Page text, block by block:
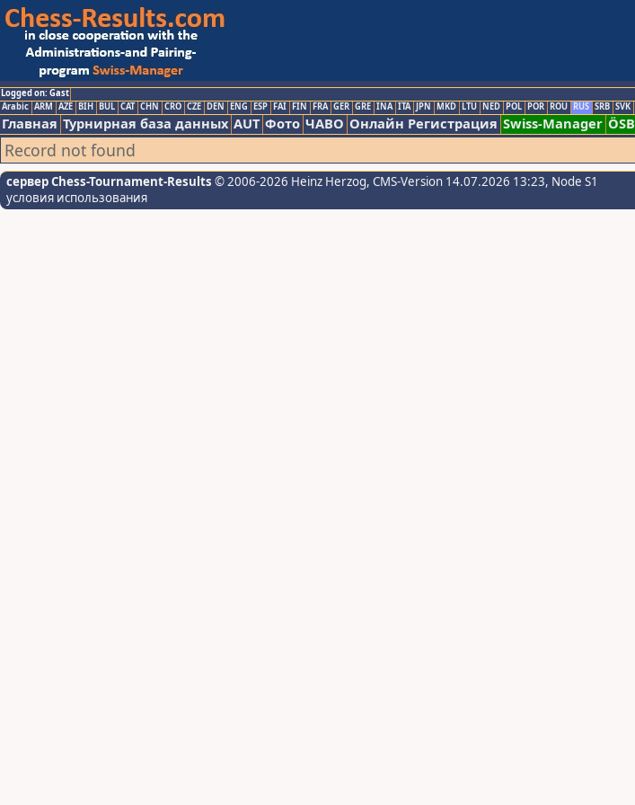
Logged on: Gast
Arabic ARM AZE BIH BUL CAT CHN CRO CZE DEN ENG ESP FAI FIN FRA GER GRE INA ITA JPN MKD LTU NED POL POR ROU RUS SRB SVK
Главная Турнирная база данных AUT Фото ЧАВО Онлайн Регистрация Swiss-Manager ÖSB
Record not found
сервер Chess-Tournament-Results © 2006-2026 Heinz Herzog, CMS-Version 14.07.2026 13:23, Node S1
условия использования